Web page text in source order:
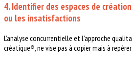
4. Identifier des espaces de
ou les insatisfactions
L’analyse concurrentielle et l’approche
créatique®, ne vise pas à copier mais à